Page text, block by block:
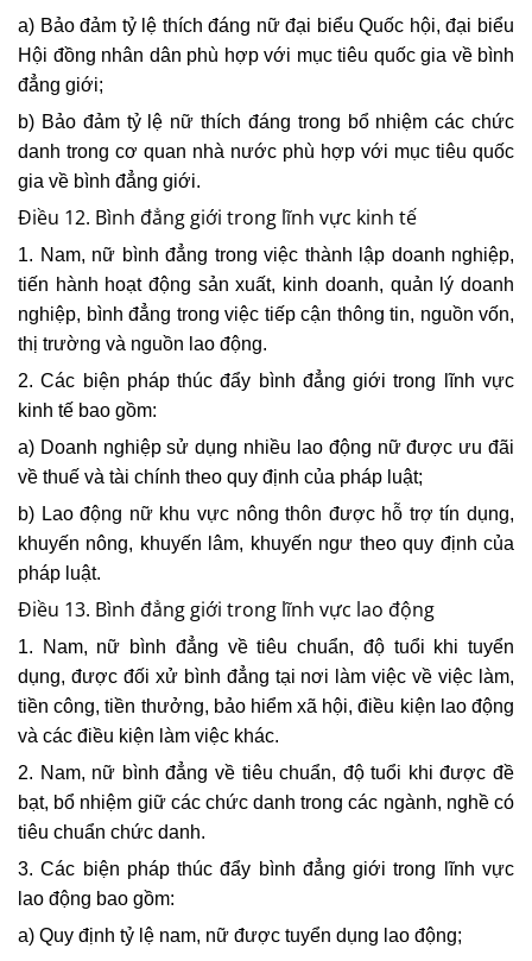
a) Bảo đảm tỷ lệ thích đáng nữ đại biểu Quốc hội, đại biểu
Hội đồng nhân dân phù hợp với mục tiêu quốc gia về bình
đẳng giới;
b) Bảo đảm tỷ lệ nữ thích đáng trong bổ nhiệm các chức
danh trong cơ quan nhà nước phù hợp với mục tiêu quốc
gia về bình đẳng giới.
Điều 12. Bình đẳng giới trong lĩnh vực kinh tế
1. Nam, nữ bình đẳng trong việc thành lập doanh nghiệp,
tiến hành hoạt động sản xuất, kinh doanh, quản lý doanh
nghiệp, bình đẳng trong việc tiếp cận thông tin, nguồn vốn,
thị trường và nguồn lao động.
2. Các biện pháp thúc đẩy bình đẳng giới trong lĩnh vực
kinh tế bao gồm:
a) Doanh nghiệp sử dụng nhiều lao động nữ được ưu đãi
về thuế và tài chính theo quy định của pháp luật;
b) Lao động nữ khu vực nông thôn được hỗ trợ tín dụng,
khuyến nông, khuyến lâm, khuyến ngư theo quy định của
pháp luật.
Điều 13. Bình đẳng giới trong lĩnh vực lao động
1. Nam, nữ bình đẳng về tiêu chuẩn, độ tuổi khi tuyển
dụng, được đối xử bình đẳng tại nơi làm việc về việc làm,
tiền công, tiền thưởng, bảo hiểm xã hội, điều kiện lao động
và các điều kiện làm việc khác.
2. Nam, nữ bình đẳng về tiêu chuẩn, độ tuổi khi được đề
bạt, bổ nhiệm giữ các chức danh trong các ngành, nghề có
tiêu chuẩn chức danh.
3. Các biện pháp thúc đẩy bình đẳng giới trong lĩnh vực
lao động bao gồm:
a) Quy định tỷ lệ nam, nữ được tuyển dụng lao động;